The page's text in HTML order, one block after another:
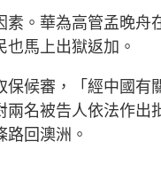
。華為高管孟晚舟
馬上出獄返加。
候審，「經中國有
名被告人依法作出
回澳洲。